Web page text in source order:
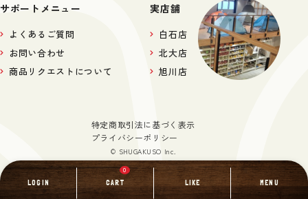
サポートメニュー
よくあるご質問
お問い合わせ
商品リクエストについて
実店舗
白石店
北大店
旭川店
© SHUGAKUSO Inc.
特定商取引法に基づく表示
プライバシーポリシー
0